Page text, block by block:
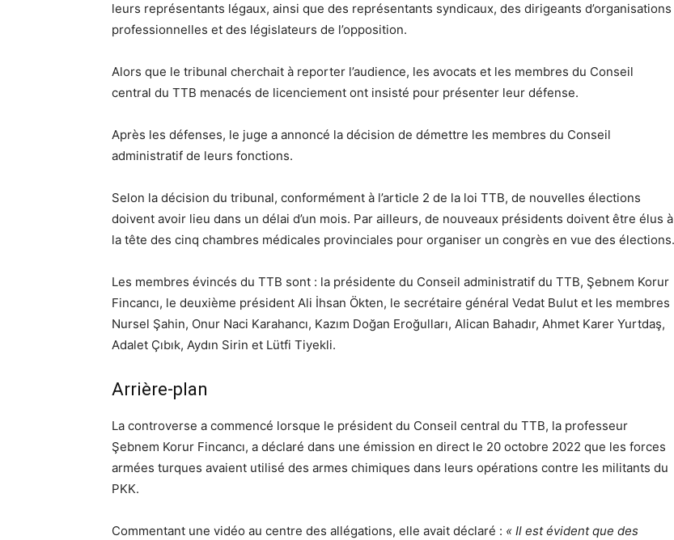
leurs représentants légaux, ainsi que des représentants syndicaux, des dirigeants d’organisations
professionnelles et des législateurs de l’opposition.
Alors que le tribunal cherchait à reporter l’audience, les avocats et les membres du Conseil
central du TTB menacés de licenciement ont insisté pour présenter leur défense.
Après les défenses, le juge a annoncé la décision de démettre les membres du Conseil
administratif de leurs fonctions.
Selon la décision du tribunal, conformément à l’article 2 de la loi TTB, de nouvelles élections
doivent avoir lieu dans un délai d’un mois. Par ailleurs, de nouveaux présidents doivent être élus à
la tête des cinq chambres médicales provinciales pour organiser un congrès en vue des élections.
Les membres évincés du TTB sont : la présidente du Conseil administratif du TTB, Şebnem Korur
Fincancı, le deuxième président Ali İhsan Ökten, le secrétaire général Vedat Bulut et les membres
Nursel Şahin, Onur Naci Karahancı, Kazım Doğan Eroğulları, Alican Bahadır, Ahmet Karer Yurtdaş,
Adalet Çıbık, Aydın Sirin et Lütfi Tiyekli.
Arrière-plan
La controverse a commencé lorsque le président du Conseil central du TTB, la professeur
Şebnem Korur Fincancı, a déclaré dans une émission en direct le 20 octobre 2022 que les forces
armées turques avaient utilisé des armes chimiques dans leurs opérations contre les militants du
PKK.
Commentant une vidéo au centre des allégations, elle avait déclaré : « Il est évident que des